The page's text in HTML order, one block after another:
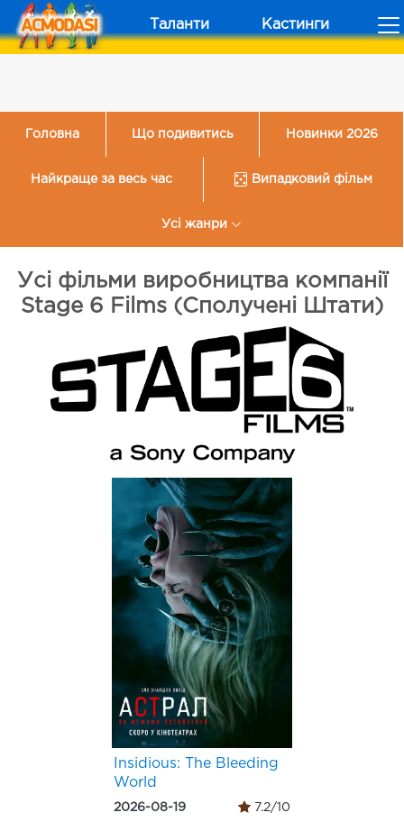
Таланти Кастинги
Головна Що подивитись Новинки 2026
Найкраще за весь час Випадковий фільм
Усі жанри
Усі фільми виробництва компанії
Stage 6 Films (Сполучені Штати)
Insidious: The Bleeding
World
2026-08-19 7.2/10